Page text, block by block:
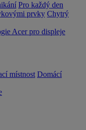
Pro každý den
prvky Chytrý
Acer pro displeje
místnost Domácí